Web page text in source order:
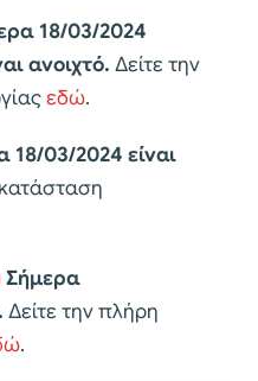
18/03/2024
ανοιχτό. Δείτε την
εδώ.
18/03/2024 είναι
Σήμερα
Δείτε την πλήρη
.